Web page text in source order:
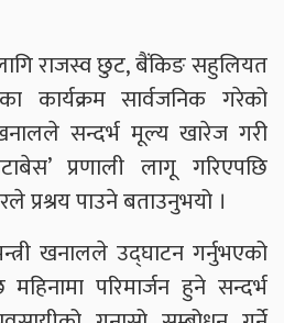
राजस्व छुट, बैंकिङ सहुलियत
कार्यक्रम सार्वजनिक गरेको
सन्दर्भ मूल्य खारेज गरी
प्रणाली लागू गरिएपछि
प्रश्रय पाउने बताउनुभयो ।
खनालले उद्घाटन गर्नुभएको
परिमार्जन हुने सन्दर्भ